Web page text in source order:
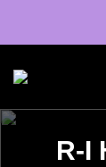
R-I